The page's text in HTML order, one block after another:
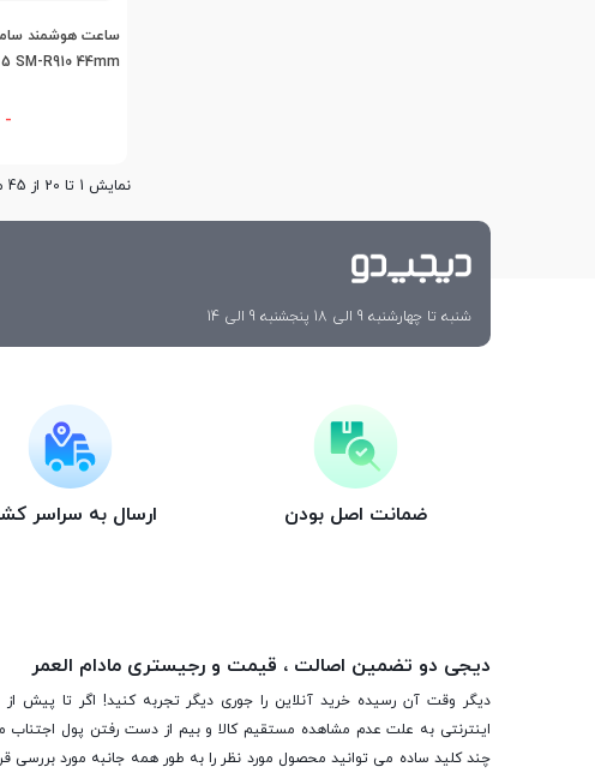
اضافه
ساعت هوشمند
SM-R910 44mm
-
نمایش 1 تا 20 از 45 مورد
شنبه تا چهارشنبه 9 الی 18 پنجشنبه 9 الی 14
ضمانت اصل بودن ارسال به سراسر
دیجی دو تضمین اصالت ، قیمت و رجیستری مادام العمر
دیگر وقت آن رسیده خرید آنلاین را جوری دیگر تجربه کنید! اگر تا پیش از
اینترنتی به علت عدم مشاهده مستقیم کالا و بیم از دست رفتن پول اجتناب
چند کلید ساده می توانید محصول مورد نظر را به طور همه جانبه مورد بررسی